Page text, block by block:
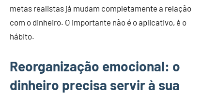
metas realistas já mudam completamente a relação
com o dinheiro. O importante não é o aplicativo, é o
hábito.
Reorganização emocional: o
dinheiro precisa servir à sua